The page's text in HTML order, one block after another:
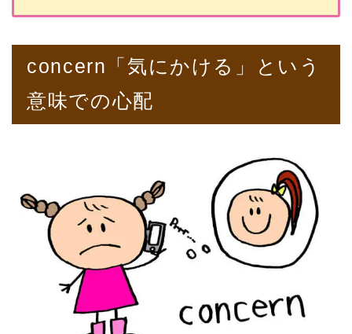
concern「気にかける」という
意味での心配